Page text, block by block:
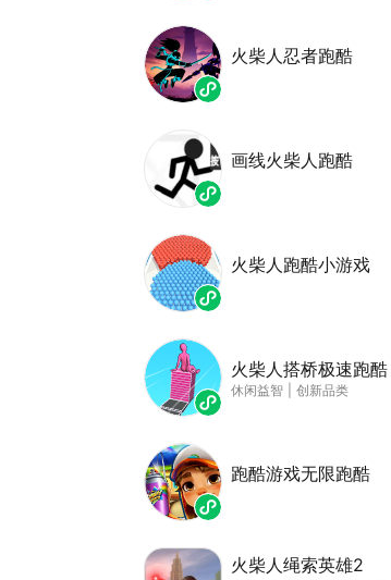
火柴人忍者跑酷
画线火柴人跑酷
火柴人跑酷小游戏
火柴人搭桥极速跑酷
休闲益智 创新品类
跑酷游戏无限跑酷
火柴人绳索英雄2